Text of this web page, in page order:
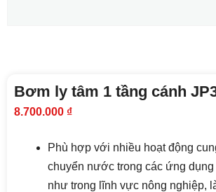
Bơm ly tâm 1 tầng cánh
8.700.000 ₫
Phù hợp với nhiều hoạt động
chuyển nước trong các ứng dụng
như trong lĩnh vực nông nghiệp,